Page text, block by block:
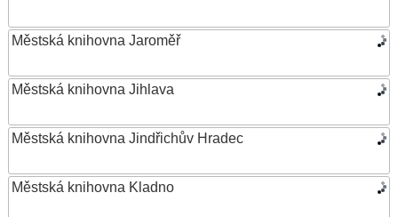
Městská knihovna Jaroměř
Městská knihovna Jihlava
Městská knihovna Jindřichův Hradec
Městská knihovna Kladno